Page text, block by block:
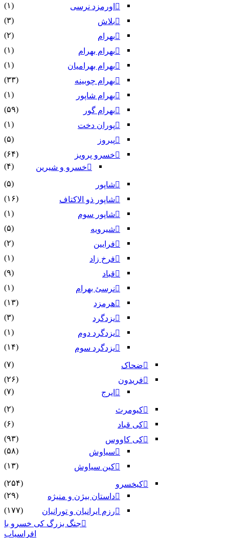
اورمزد نرسى‏
(۱)
بلاش
(۳)
بهرام
(۲)
بهرام بهرام
(۱)
بهرام بهرامیان‏
(۱)
بهرام چوبینه
(۳۳)
بهرام شاپور
(۱)
بهرام گور
(۵۹)
پوران دخت
(۱)
پیروز
(۵)
خسرو پرویز
(۶۴)
خسرو و شیرین
(۴)
شاپور
(۵)
شاپور ذو الاکتاف
(۱۶)
شاپور سوم‏
(۱)
شیرویه
(۵)
فرایین
(۲)
فرخ زاد
(۱)
قباد
(۹)
نرسئ بهرام‏
(۱)
هرمزد
(۱۳)
یزدگرد
(۳)
یزدگرد دوم
(۱)
یزدگرد سوم
(۱۴)
ضحاک
(۷)
فریدون
(۲۶)
ایرج
(۷)
کیومرث
(۲)
کی قباد
(۶)
کی کاووس
(۹۳)
سیاوش
(۵۸)
کین سیاوش
(۱۳)
کیخسرو
(۲۵۴)
داستان بیژن و منیژه
(۲۹)
رزم ایرانیان و تورانیان
(۱۷۷)
جنگ بزرگ کی خسرو با
افراسیاب